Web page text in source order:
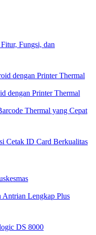
Fungsi, dan
dengan Printer Thermal
dengan Printer Thermal
Thermal yang Cepat
Cetak ID Card Berkualitas
Lengkap Plus
DS 8000